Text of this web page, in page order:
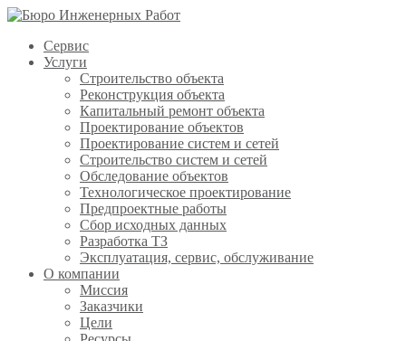
Сервис
Услуги
Строительство объекта
Реконструкция объекта
Капитальный ремонт объекта
Проектирование объектов
Проектирование систем и сетей
Строительство систем и сетей
Обследование объектов
Технологическое проектирование
Предпроектные работы
Сбор исходных данных
Разработка ТЗ
Эксплуатация, сервис, обслуживание
О компании
Миссия
Заказчики
Цели